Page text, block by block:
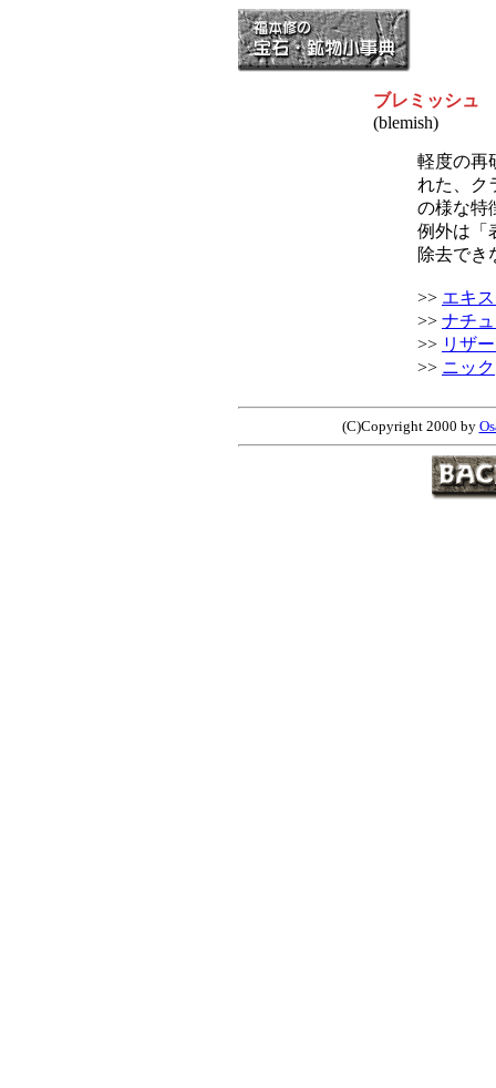
ブレミッシュ
(blemish)
軽度の再
れた、ク
の様な特
例外は「
除去でき
>> エキ
>> ナチ
>> リザ
>> ニック
(C)Copyright 2000 by